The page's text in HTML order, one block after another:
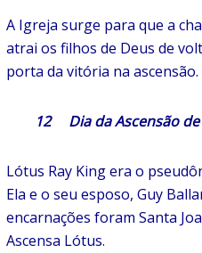
A Igreja surge para que a
atrai os filhos de Deus de
porta da vitória na ascensão.
12 Dia da Ascensão de
Lótus Ray King era o
Ela e o seu esposo, Guy
encarnações foram Santa
Ascensa Lótus.